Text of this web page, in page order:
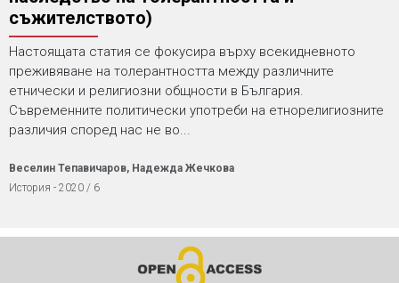
съжителството)
Настоящата статия се фокусира върху всекидневното
преживяване на толерантността между различните
етнически и религиозни общности в България.
Съвременните политически употреби на етнорелигиозните
различия според нас не во...
Веселин Тепавичаров, Надежда Жечкова
История - 2020 / 6